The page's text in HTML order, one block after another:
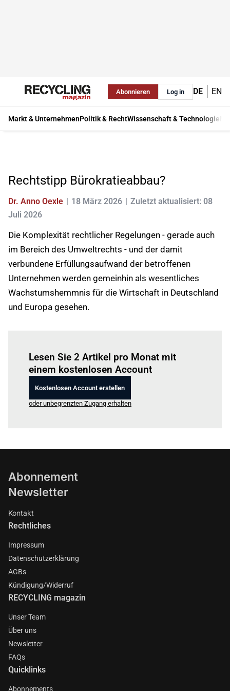
Abonnieren Log in DE EN
Markt & UnternehmenPolitik & RechtWissenschaft & Technologie
Rechtstipp Bürokratieabbau?
Dr. Anno Oexle 18 März 2026
Zuletzt aktualisiert: 08
Juli 2026
Die Komplexität rechtlicher Regelungen - gerade auch
im Bereich des Umweltrechts - und der damit
verbundene Erfüllungsaufwand der betroffenen
Unternehmen werden gemeinhin als wesentliches
Wachstumshemmnis für die Wirtschaft in Deutschland
und Europa gesehen.
Lesen Sie 2 Artikel pro Monat mit
einem kostenlosen Account
Kostenlosen Account erstellen
oder unbegrenzten Zugang erhalten
Abonnement
Newsletter
Kontakt
Rechtliches
Impressum
Datenschutzerklärung
AGBs
Kündigung/Widerruf
RECYCLING magazin
Unser Team
Über uns
Newsletter
FAQs
Quicklinks
Abonnements